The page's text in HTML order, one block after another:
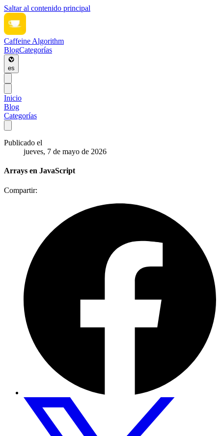
Saltar al contenido principal
Caffeine Algorithm
BlogCategorías
es
Inicio
Blog
Categorías
Publicado el
jueves, 7 de mayo de 2026
Arrays en JavaScript
Compartir: